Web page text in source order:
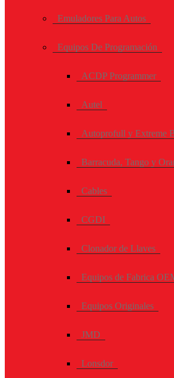
Emuladores Para Autos
Equipos De Programación
ACDP Programmer
Autel
Autoprofull y Extreme
Barracuda, Tango y
Cables
CGDI
Clonador de Llaves
Equipos de Fabrica
Equipos Originales
JMD
Lonsdor